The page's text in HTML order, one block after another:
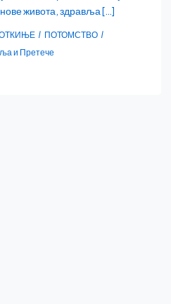
живота, здравља […]
ПОТОМСТВО
и Претече